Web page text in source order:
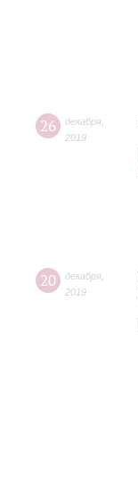
26 декабря
2019
20 декабря
2019